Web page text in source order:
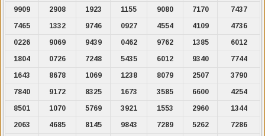
9909
2908 1923 1155 9080 7170
7437
7465
1332 9746 0927 4554 4109
4736
0226
9069 9439 0462 9762 1385
6012
1804
0726 7248 5435 6012 9340
7744
1643
8678 1069 1238 8079 2507
3790
7840
9172 8325 1673 3585 6600
4254
8501
1070 5769 3921 1553 2960
1344
2063
4685 8145 9843 7289 5262
7286